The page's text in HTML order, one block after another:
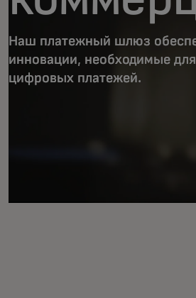
Наш платежный шлюз
инновации, необходимые
цифровых платежей.